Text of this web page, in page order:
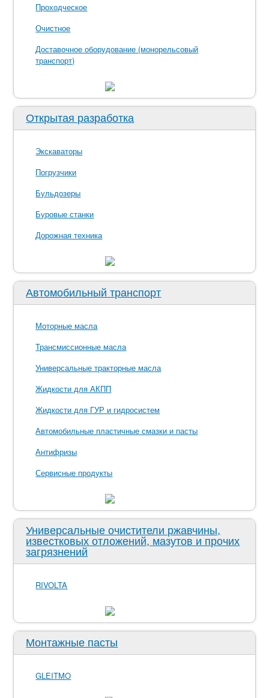
Проходческое
Очистное
Доставочное оборудование (монорельсовый
транспорт)
Открытая разработка
Экскаваторы
Погрузчики
Бульдозеры
Буровые станки
Дорожная техника
Автомобильный транспорт
Моторные масла
Трансмиссионные масла
Универсальные тракторные масла
Жидкости для АКПП
Жидкости для ГУР и гидросистем
Автомобильные пластичные смазки и пасты
Антифризы
Сервисные продукты
Универсальные очистители ржавчины,
известковых отложений, мазутов и прочих
загрязнений
RIVOLTA
Монтажные пасты
GLEITMO